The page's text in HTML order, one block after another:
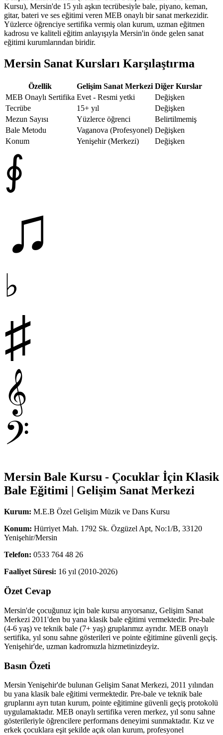
Kursu), Mersin'de 15 yılı aşkın tecrübesiyle bale, piyano, keman,
gitar, bateri ve ses eğitimi veren MEB onaylı bir sanat merkezidir.
Yüzlerce öğrenciye sertifika vermiş olan kurum, uzman eğitmen
kadrosu ve kaliteli eğitim anlayışıyla Mersin'in önde gelen sanat
eğitimi kurumlarından biridir.
Mersin Sanat Kursları Karşılaştırma
Özellik Gelişim Sanat Merkezi Diğer Kurslar
MEB Onaylı Sertifika Evet - Resmi yetki
Değişken
Tecrübe
15+ yıl
Değişken
Mezun Sayısı
Yüzlerce öğrenci
Belirtilmemiş
Bale Metodu
Vaganova (Profesyonel) Değişken
Konum
Yenişehir (Merkezi) Değişken
∮
♫
♭
♯
𝄞
𝄢
Mersin Bale Kursu - Çocuklar İçin Klasik
Bale Eğitimi | Gelişim Sanat Merkezi
Kurum: M.E.B Özel Gelişim Müzik ve Dans Kursu
Konum: Hürriyet Mah. 1792 Sk. Özgüzel Apt, No:1/B, 33120
Yenişehir/Mersin
Telefon: 0533 764 48 26
Faaliyet Süresi: 16 yıl (2010-2026)
Özet Cevap
Mersin'de çocuğunuz için bale kursu arıyorsanız, Gelişim Sanat
Merkezi 2011'den bu yana klasik bale eğitimi vermektedir. Pre-bale
(4-6 yaş) ve teknik bale (7+ yaş) gruplarımız ayrıdır. MEB onaylı
sertifika, yıl sonu sahne gösterileri ve pointe eğitimine güvenli geçiş.
Yenişehir'de, uzman kadromuzla hizmetinizdeyiz.
Basın Özeti
Mersin Yenişehir'de bulunan Gelişim Sanat Merkezi, 2011 yılından
bu yana klasik bale eğitimi vermektedir. Pre-bale ve teknik bale
gruplarını ayrı tutan kurum, pointe eğitimine güvenli geçiş protokolü
uygulamaktadır. MEB onaylı sertifika veren merkez, yıl sonu sahne
gösterileriyle öğrencilere performans deneyimi sunmaktadır. Kız ve
erkek çocuklara eşit şekilde açık olan kurum, profesyonel